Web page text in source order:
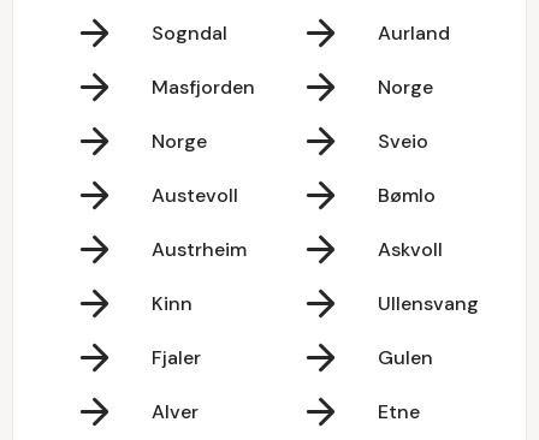
Sogndal Aurland
Masfjorden Norge
Norge Sveio
Austevoll Bømlo
Austrheim Askvoll
Kinn Ullensvang
Fjaler Gulen
Alver Etne